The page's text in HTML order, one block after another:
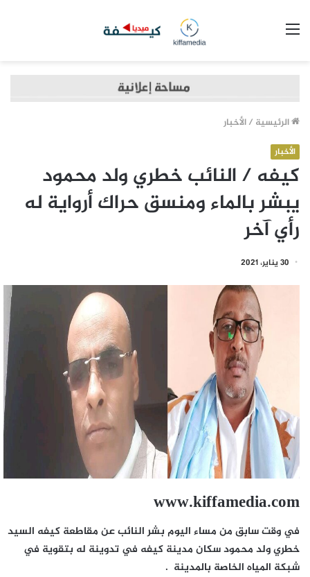
الرئيسية /الأخبار
الأخبار
كيفه / النائب خطري ولد محمود
يبشر بالماء ومنسق حراك أرواية له
رأي آخر
30 يناير، 2021
www.kiffamedia.com
في وقت سابق من مساء اليوم بشر النائب عن مقاطعة كيفه السيد
خطري ولد محمود سكان مدينة كيفه في تدوينة له بتقوية في
شبكة المياه الخاصة بالمدينة .